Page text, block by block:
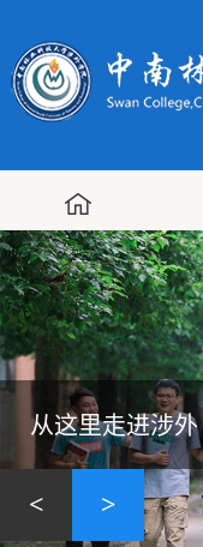
从这里走进涉外
< >